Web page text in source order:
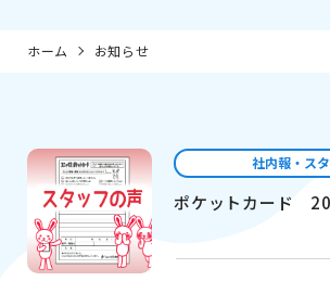
ホーム お知らせ
社内報・ス
ポケットカード